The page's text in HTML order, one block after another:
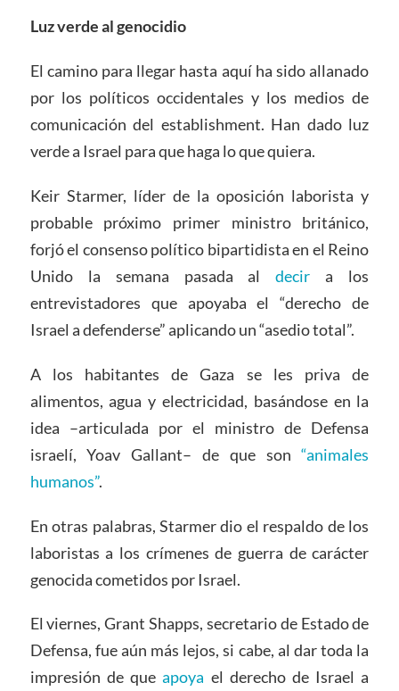
Luz verde al genocidio
El camino para llegar hasta aquí ha sido allanado
por los políticos occidentales y los medios de
comunicación del establishment. Han dado luz
verde a Israel para que haga lo que quiera.
Keir Starmer, líder de la oposición laborista y
probable próximo primer ministro británico,
forjó el consenso político bipartidista en el Reino
Unido la semana pasada aldecir a los
entrevistadores que apoyaba el “derecho de
Israel a defenderse” aplicando un “asedio total”.
A los habitantes de Gaza se les priva de
alimentos, agua y electricidad, basándose en la
idea –articulada por el ministro de Defensa
israelí, Yoav Gallant– de que son“animales
humanos”.
En otras palabras, Starmer dio el respaldo de los
laboristas a los crímenes de guerra de carácter
genocida cometidos por Israel.
El viernes, Grant Shapps, secretario de Estado de
Defensa, fue aún más lejos, si cabe, al dar toda la
impresión de queapoya el derecho de Israel a